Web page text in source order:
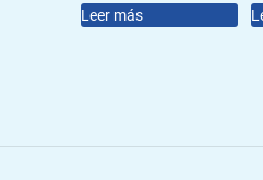
Leer más